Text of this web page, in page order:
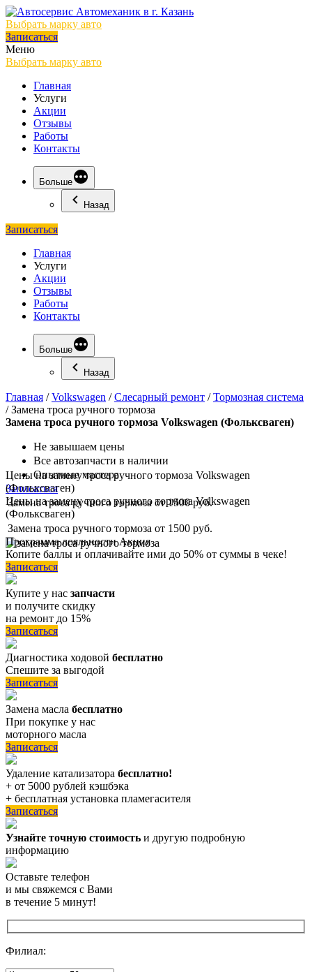
Выбрать марку авто
Записаться
Меню
Выбрать марку авто
Главная
Услуги
Акции
Отзывы
Работы
Контакты
Больше
Назад
Записаться
Главная
Услуги
Акции
Отзывы
Работы
Контакты
Больше
Назад
Главная /Volkswagen /Слесарный ремонт /Тормозная система
/Замена троса ручного тормоза
Замена троса ручного тормоза Volkswagen (Фольксваген)
Не завышаем цены
Все автозапчасти в наличии
Опытные мастера
Записаться
Цены на замену троса ручного тормоза Volkswagen
(Фольксваген)
Замена троса ручного тормоза от 1500 руб.
Цены на замену троса ручного тормоза Volkswagen
(Фольксваген)
Замена троса ручного тормоза от 1500 руб.
ПрограммалояльностиАкция
Копите баллы и оплачивайте ими до 50% от суммы в чеке!
Записаться
Купите у нас запчасти
и получите скидку
на ремонт до 15%
Записаться
Диагностика ходовой бесплатно
Спешите за выгодой
Записаться
Замена масла бесплатно
При покупке у нас
моторного масла
Записаться
Удаление катализатора бесплатно!
+ от 5000 рублей кэшбэка
+ бесплатная установка пламегасителя
Записаться
Узнайте точную стоимость и другую подробную
информацию
Оставьте телефон
и мы свяжемся с Вами
в течение 5 минут!
Филиал: